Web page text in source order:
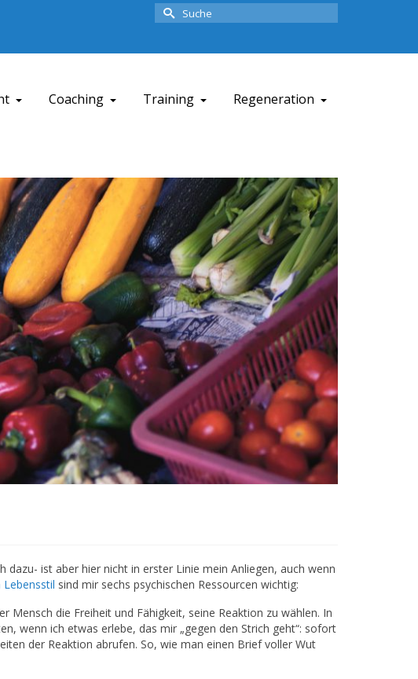
Suche
nach:
Coaching Training Regeneration
ist aber hier nicht in erster Linie mein Anliegen, auch wenn
Lebensstil sind mir sechs psychischen Ressourcen wichtig:
die Freiheit und Fähigkeit, seine Reaktion zu wählen. In
wenn ich etwas erlebe, das mir „gegen den Strich geht“: sofort
der Reaktion abrufen. So, wie man einen Brief voller Wut